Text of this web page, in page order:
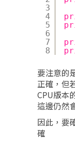
3
4
5
6
7
8
要注意的
正確，但
CPU版本
這邊仍然
因此，要
確